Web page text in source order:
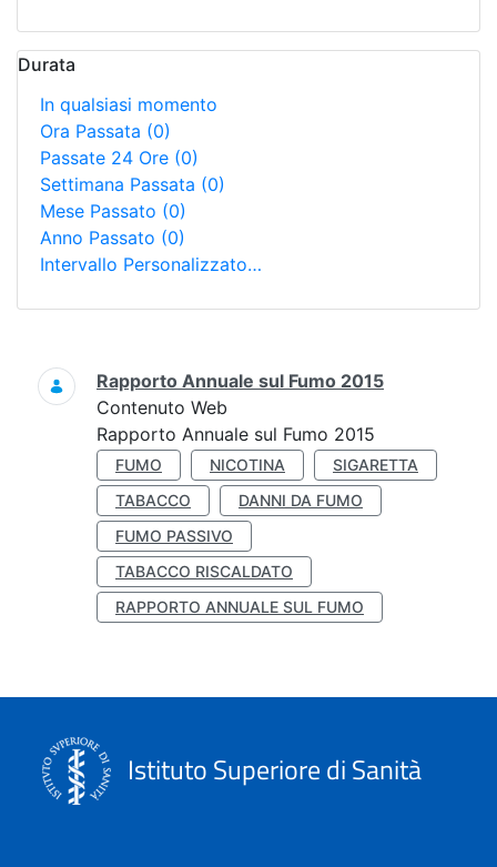
Durata
In qualsiasi momento
Ora Passata (0)
Passate 24 Ore (0)
Settimana Passata (0)
Mese Passato (0)
Anno Passato (0)
Intervallo Personalizzato…
Ricerca
Rapporto Annuale sul Fumo 2015
Contenuto Web
Rapporto Annuale sul Fumo 2015
FUMO NICOTINA
SIGARETTA
TABACCO
DANNI DA FUMO
FUMO PASSIVO
TABACCO RISCALDATO
RAPPORTO ANNUALE SUL FUMO
Istituto Superiore di Sanità